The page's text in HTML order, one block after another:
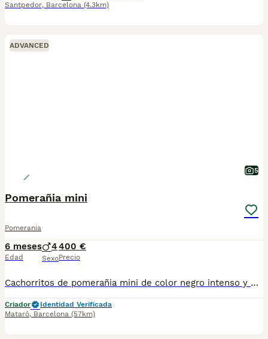
Santpedor, Barcelona (4.3km)
ADVANCED
5
Pomerañia mini
Pomerania
6 meses
Edad
4
Sexo
400 €
Precio
Cachorritos de pomerañia mini de color negro intenso y brillante con una calidad de pelaje increíble preciosos cuatro MACHITOS se entregan vacunados desparasitado. Con garantías y contrato de compra venta hijos de ejemplares de exposición se ponen en oferta adoccion
Criador
Identidad Verificada
Mataró, Barcelona (57km)